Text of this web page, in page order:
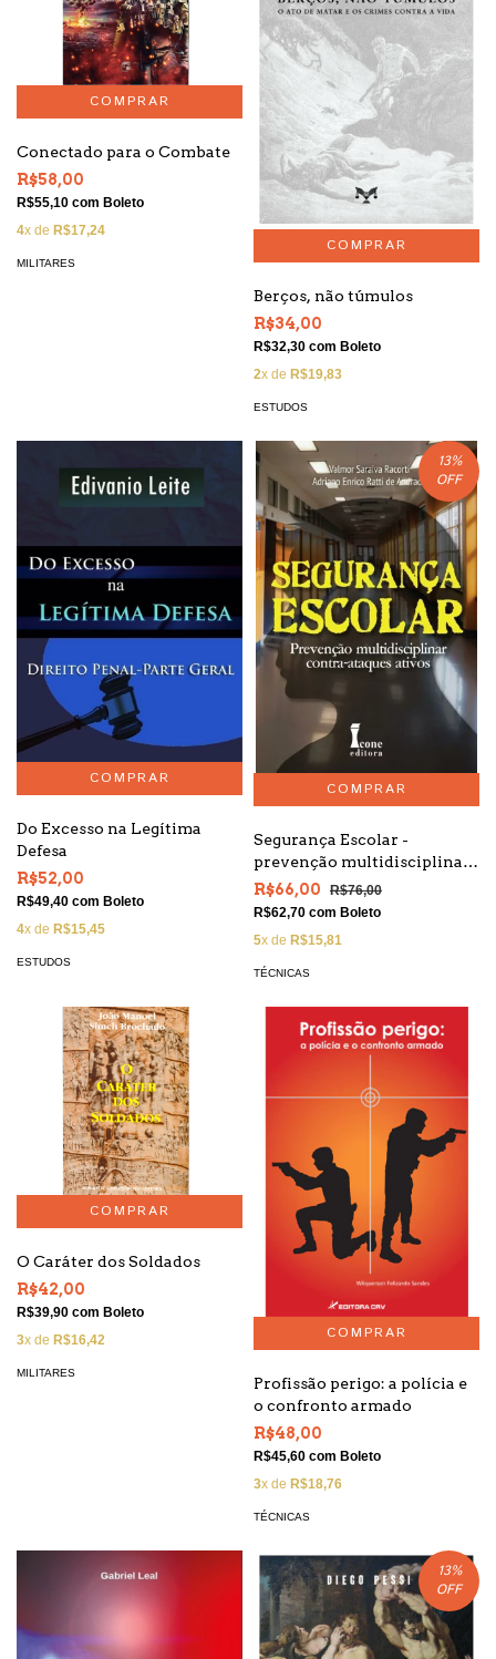
Conectado para o Combate
R$58,00
R$55,10 com Boleto
4x de R$17,24
MILITARES
Berços, não túmulos
R$34,00
R$32,30 com Boleto
2x de R$19,83
ESTUDOS
Do Excesso na Legítima
Defesa
R$52,00
R$49,40 com Boleto
4x de R$15,45
ESTUDOS
13%
OFF
Segurança Escolar -
prevenção multidisciplinar
contra ataques ativos
R$66,00
R$76,00
R$62,70 com Boleto
5x de R$15,81
TÉCNICAS
O Caráter dos Soldados
R$42,00
R$39,90 com Boleto
3x de R$16,42
MILITARES
Profissão perigo: a polí­cia e
o confronto armado
R$48,00
R$45,60 com Boleto
3x de R$18,76
TÉCNICAS
13%
OFF